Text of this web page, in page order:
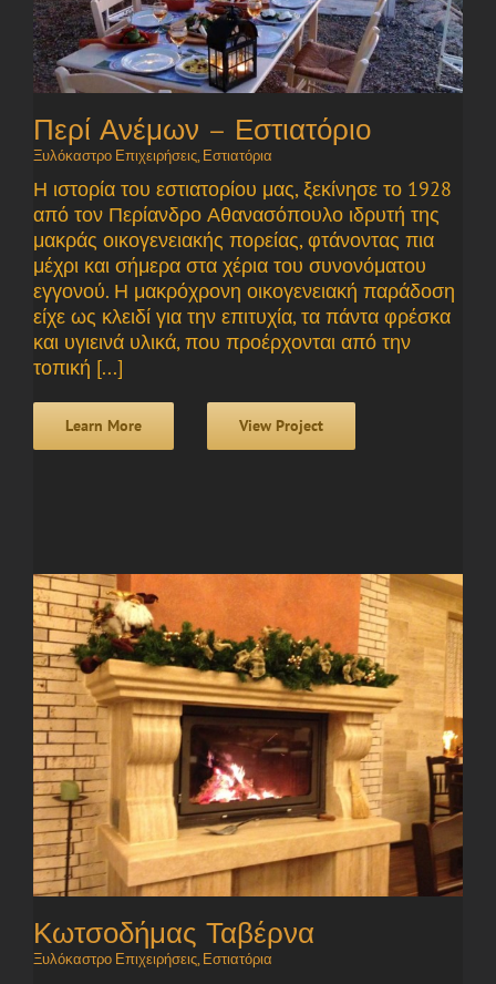
Περί Ανέμων – Εστιατόριο
Ξυλόκαστρο Επιχειρήσεις, Εστιατόρια
Η ιστορία του εστιατορίου μας, ξεκίνησε το 1928
από τον Περίανδρο Αθανασόπουλο ιδρυτή της
μακράς οικογενειακής πορείας, φτάνοντας πια
μέχρι και σήμερα στα χέρια του συνονόματου
εγγονού. Η μακρόχρονη οικογενειακή παράδοση
είχε ως κλειδί για την επιτυχία, τα πάντα φρέσκα
και υγιεινά υλικά, που προέρχονται από την
τοπική [...]
Learn More View Project
Κωτσοδήμας Ταβέρνα
Ξυλόκαστρο Επιχειρήσεις, Εστιατόρια